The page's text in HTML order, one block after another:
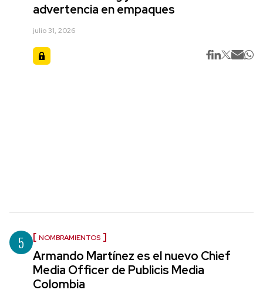
advertencia en empaques
julio 31, 2026
5 NOMBRAMIENTOS
Armando Martínez es el nuevo Chief
Media Officer de Publicis Media
Colombia